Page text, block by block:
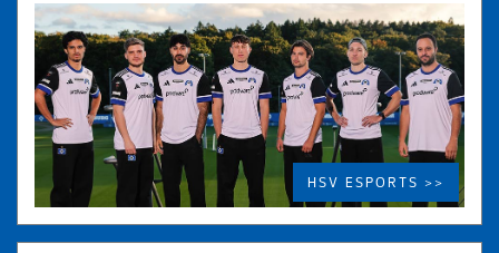
HSV ESPORTS >>